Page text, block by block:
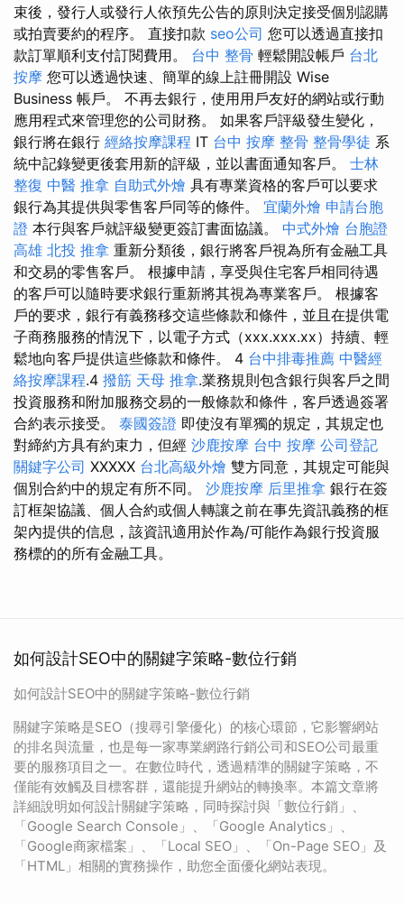
束後，發行人或發行人依預先公告的原則決定接受個別認購
或拍賣要約的程序。 直接扣款 seo公司 您可以透過直接扣
款訂單順利支付訂閱費用。 台中 整骨 輕鬆開設帳戶 台北
按摩 您可以透過快速、簡單的線上註冊開設 Wise
Business 帳戶。 不再去銀行，使用用戶友好的網站或行動
應用程式來管理您的公司財務。 如果客戶評級發生變化，
銀行將在銀行 經絡按摩課程 IT 台中 按摩 整骨 整骨學徒 系
統中記錄變更後套用新的評級，並以書面通知客戶。 士林
整復 中醫 推拿 自助式外燴 具有專業資格的客戶可以要求
銀行為其提供與零售客戶同等的條件。 宜蘭外燴 申請台胞
證 本行與客戶就評級變更簽訂書面協議。 中式外燴 台胞證
高雄 北投 推拿 重新分類後，銀行將客戶視為所有金融工具
和交易的零售客戶。 根據申請，享受與住宅客戶相同待遇
的客戶可以隨時要求銀行重新將其視為專業客戶。 根據客
戶的要求，銀行有義務移交這些條款和條件，並且在提供電
子商務服務的情況下，以電子方式（xxx.xxx.xx）持續、輕
鬆地向客戶提供這些條款和條件。 4 台中排毒推薦 中醫經
絡按摩課程.4 撥筋 天母 推拿.業務規則包含銀行與客戶之間
投資服務和附加服務交易的一般條款和條件，客戶透過簽署
合約表示接受。 泰國簽證 即使沒有單獨的規定，其規定也
對締約方具有約束力，但經 沙鹿按摩 台中 按摩 公司登記
關鍵字公司 XXXXX 台北高級外燴 雙方同意，其規定可能與
個別合約中的規定有所不同。 沙鹿按摩 后里推拿 銀行在簽
訂框架協議、個人合約或個人轉讓之前在事先資訊義務的框
架內提供的信息，該資訊適用於作為/可能作為銀行投資服
務標的的所有金融工具。
如何設計SEO中的關鍵字策略-數位行銷
如何設計SEO中的關鍵字策略-數位行銷
關鍵字策略是SEO（搜尋引擎優化）的核心環節，它影響網站
的排名與流量，也是每一家專業網路行銷公司和SEO公司最重
要的服務項目之一。在數位時代，透過精準的關鍵字策略，不
僅能有效觸及目標客群，還能提升網站的轉換率。本篇文章將
詳細說明如何設計關鍵字策略，同時探討與「數位行銷」、
「Google Search Console」、「Google Analytics」、
「Google商家檔案」、「Local SEO」、「On-Page SEO」及
「HTML」相關的實務操作，助您全面優化網站表現。